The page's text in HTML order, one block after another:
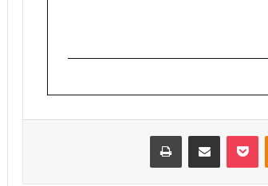
Odnoklassniki
‫Pocket مشاركة عبر البريد طباعة